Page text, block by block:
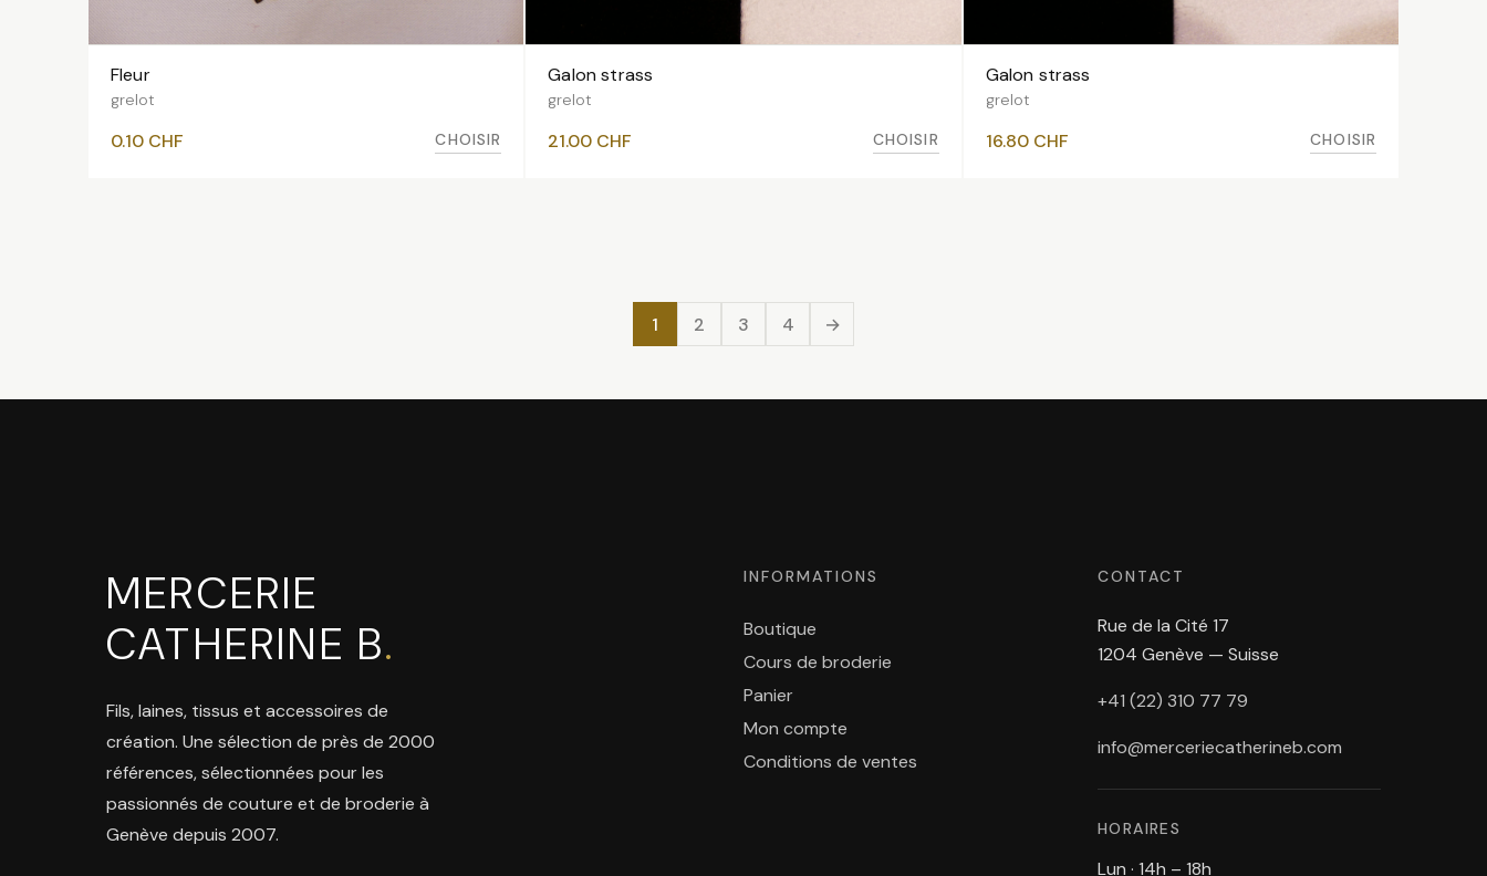
Fleur
grelot
0.10 CHF CHOISIR
Galon strass
grelot
21.00 CHF CHOISIR
Galon strass
grelot
16.80 CHF CHOISIR
1 2 3 4 →
MERCERIE
CATHERINE B.
Fils, laines, tissus et accessoires de
création. Une sélection de près de 2000
références, sélectionnées pour les
passionnés de couture et de broderie à
Genève depuis 2007.
INFORMATIONS
Boutique
Cours de broderie
Panier
Mon compte
Conditions de ventes
CONTACT
Rue de la Cité 17
1204 Genève — Suisse
+41 (22) 310 77 79
info@merceriecatherineb.com
HORAIRES
Lun · 14h – 18h